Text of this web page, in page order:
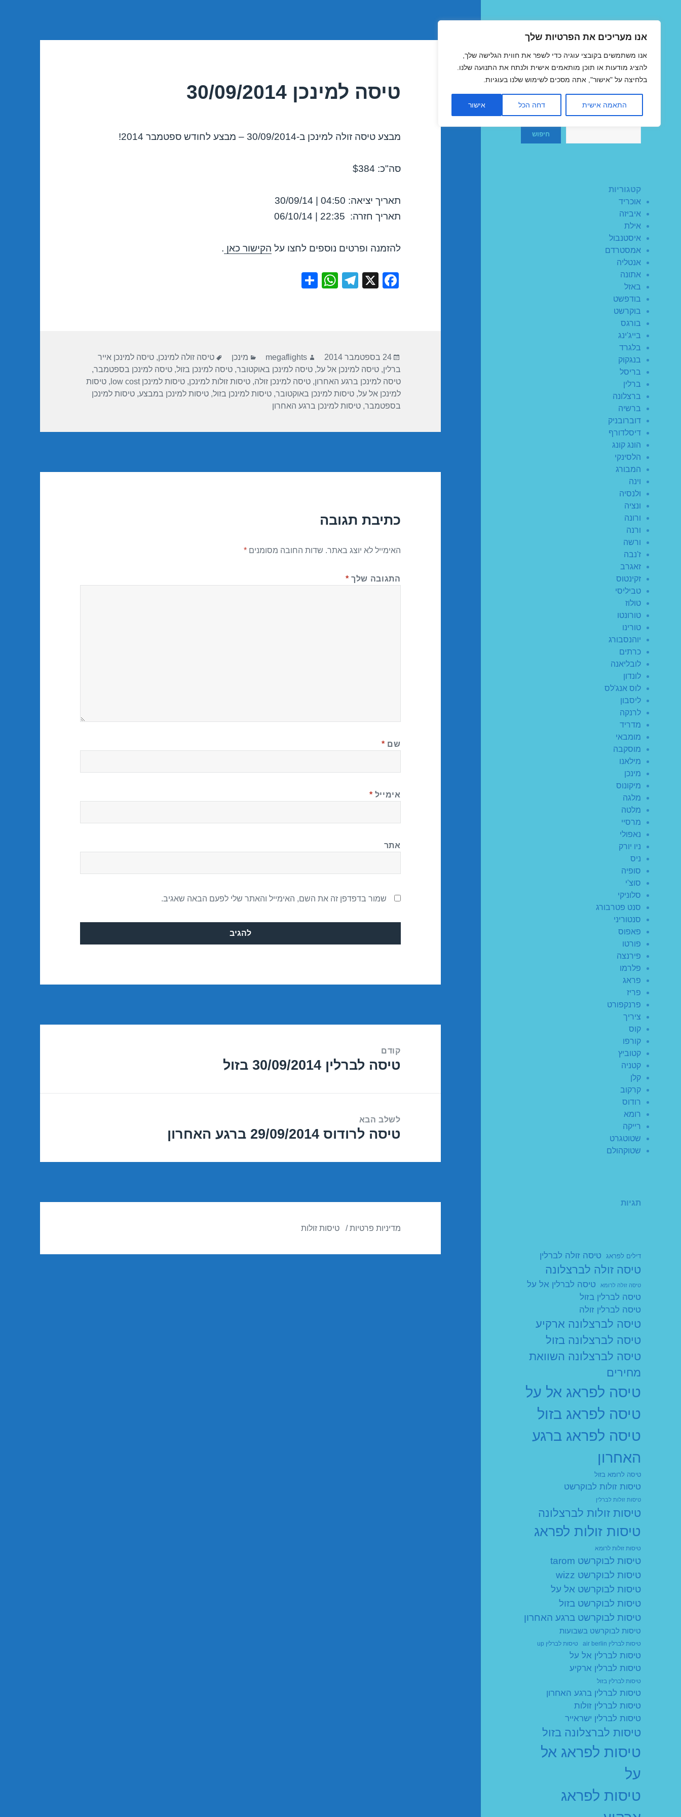
אנו מעריכים את הפרטיות שלך
אנו משתמשים בקובצי עוגיה כדי לשפר את חווית הגלישה שלך,
להציג מודעות או תוכן מותאמים אישית ולנתח את התנועה שלנו.
בלחיצה על "אישור", אתה מסכים לשימוש שלנו בעוגיות.
התאמה אישית דחה הכל אישור
MegaFlights טיסות מוזלות
חיפוש
חיפוש
קטגוריות
אוכריד
איביזה
אילת
איסטנבול
אמסטרדם
אנטליה
אתונה
באזל
בודפשט
בוקרשט
בורגס
בייג'ינג
בלגרד
בנגקוק
בריסל
ברלין
ברצלונה
ברשיה
דוברובניק
דיסלדורף
הונג קונג
הלסינקי
המבורג
וינה
ולנסיה
ונציה
ורונה
ורנה
ורשה
ז'נבה
זאגרב
זקינטוס
טביליסי
טולוז
טורונטו
טורינו
יוהנסבורג
כרתים
לובליאנה
לונדון
לוס אנג'לס
ליסבון
לרנקה
מדריד
מומבאי
מוסקבה
מילאנו
מינכן
מיקונוס
מלגה
מלטה
מרסיי
נאפולי
ניו יורק
ניס
סופיה
סוצ'י
סלוניקי
סנט פטרבורג
סנטוריני
פאפוס
פורטו
פירנצה
פלרמו
פראג
פריז
פרנקפורט
ציריך
קוס
קורפו
קטוביץ
קטניה
קלן
קרקוב
רודוס
רומא
רייקה
שטוטגרט
שטוקהולם
תגיות
דילים לפראג טיסה זולה לברלין
טיסה זולה לברצלונה
טיסה זולה לרומא
טיסה לברלין אל על
טיסה לברלין בזול
טיסה לברלין זולה
טיסה לברצלונה ארקיע
טיסה לברצלונה בזול
טיסה לברצלונה השוואת
מחירים
טיסה לפראג אל על
טיסה לפראג בזול
טיסה לפראג ברגע
האחרון
טיסה לרומא בזול
טיסות זולות לבוקרשט
טיסות זולות לברלין
טיסות זולות לברצלונה
טיסות זולות לפראג
טיסות זולות לרומא
טיסות לבוקרשט tarom
טיסות לבוקרשט wizz
טיסות לבוקרשט אל על
טיסות לבוקרשט בזול
טיסות לבוקרשט ברגע האחרון
טיסות לבוקרשט בשבועות
טיסות לברלין air berlin טיסות לברלין up
טיסות לברלין אל על
טיסות לברלין ארקיע
טיסות לברלין בזול
טיסות לברלין ברגע האחרון
טיסות לברלין זולות
טיסות לברלין ישראייר
טיסות לברצלונה בזול
טיסות לפראג אל
על
טיסות לפראג
טיסה למינכן 30/09/2014
מבצע טיסה זולה למינכן ב-30/09/2014 – מבצע לחודש ספטמבר 2014!
סה"כ: $384
תאריך יציאה: 04:50 | 30/09/14
תאריך חזרה: 22:35 | 06/10/14
להזמנה ופרטים נוספים לחצו על הקישור כאן .
F
o
o
k
X
T
m
W
p
p
פורסם
בתאריך
24 בספטמבר 2014 מחבר
megaflights קטגוריות
מינכן תגיות
טיסה זולה למינכן,טיסה למינכן אייר
ברלין,טיסה למינכן אל על,טיסה למינכן באוקטובר,טיסה למינכן בזול,טיסה למינכן בספטמבר,
טיסה למינכן ברגע האחרון,טיסה למינכן זולה,טיסות זולות למינכן,טיסות למינכן low cost ,טיסות
למינכן אל על,טיסות למינכן באוקטובר,טיסות למינכן בזול,טיסות למינכן במבצע,טיסות למינכן
בספטמבר,טיסות למינכן ברגע האחרון
כתיבת תגובה
האימייל לא יוצג באתר. שדות החובה מסומנים*
התגובה שלך *
שם *
אימייל *
אתר
שמור בדפדפן זה את השם, האימייל והאתר שלי לפעם הבאה שאגיב.
קודם
הפוסט
טיסה לברלין 30/09/2014 בזול
לשלב הבא
הפוסט
טיסה לרודוס 29/09/2014 ברגע האחרון
מדיניות פרטיות טיסות זולות